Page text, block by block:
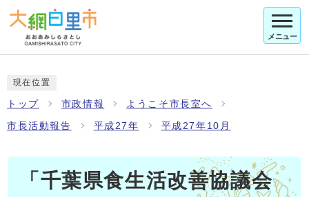
メニュー
現在位置
トップ 市政情報 ようこそ市長室へ
市長活動報告 平成27年 平成27年10月
「千葉県食生活改善協議会